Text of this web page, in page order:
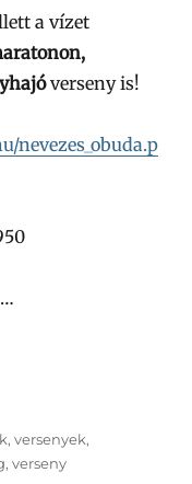
a vízet
verseny is!
nevezes_obuda.p
versenyek,
, verseny